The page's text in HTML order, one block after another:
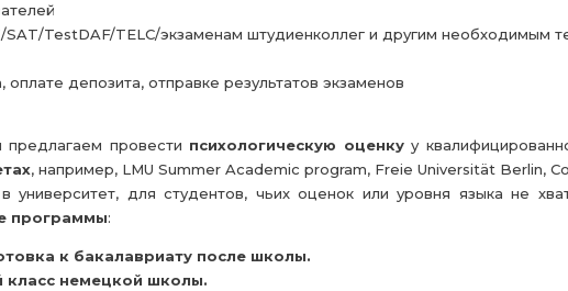
SAT/TestDAF/TELC/экзаменам штудиенколлег и другим необходимым
депозита, отправке результатов экзаменов
провести психологическую оценкуу
, например, LMU Summer Academic program, Freie Universität Berlin,
университет, для студентов, чьих оценок или уровня языка не
программы:
к бакалавриату после школы.
класс немецкой школы.